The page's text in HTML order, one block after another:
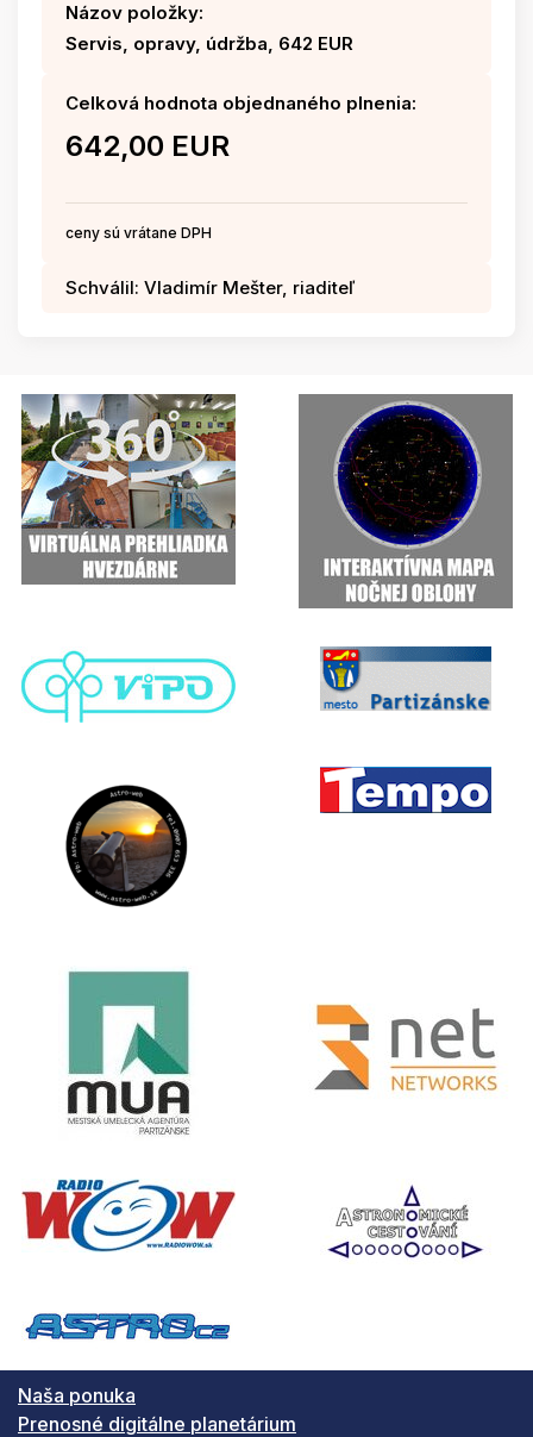
Názov položky:
Servis, opravy, údržba, 642 EUR
Celková hodnota objednaného plnenia:
642,00 EUR
ceny sú vrátane DPH
Schválil: Vladimír Mešter, riaditeľ
Naša ponuka
Prenosné digitálne planetárium